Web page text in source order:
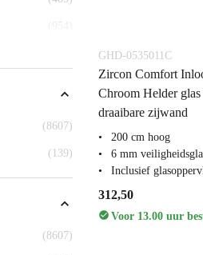
(954)
(8607)
(139)
(8607)
GHD-0535011C
Zircon Comfort
Chroom Helder
draaibare zijwand
200 cm hoog
6 mm
Inclusief
312,50
Voor 13.00 uur